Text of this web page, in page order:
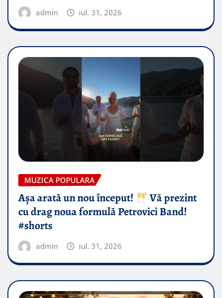
admin iul. 31, 2026
MUZICA POPULARA
Așa arată un nou început!
Vă prezint
cu drag noua formulă Petrovici Band!
#shorts
admin iul. 31, 2026